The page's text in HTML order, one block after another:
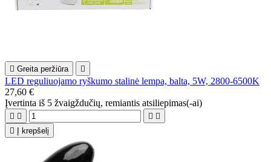
 Greita peržiūra 
LED reguliuojamo ryškumo stalinė lempa, balta, 5W, 2800-6500K
27,60 €
Įvertinta iš 5 žvaigždučių, remiantis atsiliepimas(-ai)
   

Į krepšelį